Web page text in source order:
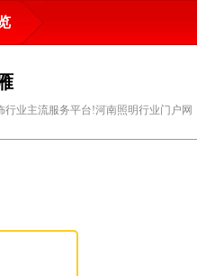
业主流服务平台!河南照明行业门户网